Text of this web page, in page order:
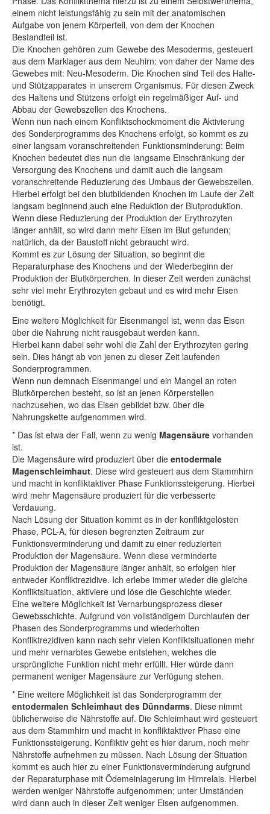
einem nicht leistungsfähig zu sein mit der anatomischen
Aufgabe von jenem Körperteil, von dem der Knochen
Bestandteil ist.
Die Knochen gehören zum Gewebe des Mesoderms, gesteuert
aus dem Marklager aus dem Neuhirn: von daher der Name des
Gewebes mit: Neu-Mesoderm. Die Knochen sind Teil des Halte-
und Stützapparates in unserem Organismus. Für diesen Zweck
des Haltens und Stützens erfolgt ein regelmäßiger Auf- und
Abbau der Gewebszellen des Knochens.
Wenn nun nach einem Konfliktschockmoment die Aktivierung
des Sonderprogramms des Knochens erfolgt, so kommt es zu
einer langsam voranschreitenden Funktionsminderung: Beim
Knochen bedeutet dies nun die langsame Einschränkung der
Versorgung des Knochens und damit auch die langsam
voranschreitende Reduzierung des Umbaus der Gewebszellen.
Hierbei erfolgt bei den blutbildenden Knochen im Laufe der Zeit
langsam beginnend auch eine Reduktion der Blutproduktion.
Wenn diese Reduzierung der Produktion der Erythrozyten
länger anhält, so wird dann mehr Eisen im Blut gefunden;
natürlich, da der Baustoff nicht gebraucht wird.
Kommt es zur Lösung der Situation, so beginnt die
Reparaturphase des Knochens und der Wiederbeginn der
Produktion der Blutkörperchen. In dieser Zeit werden zunächst
sehr viel mehr Erythrozyten gebaut und es wird mehr Eisen
benötigt.
Eine weitere Möglichkeit für Eisenmangel ist, wenn das Eisen
über die Nahrung nicht rausgebaut werden kann.
Hierbei kann dabei sehr wohl die Zahl der Erythrozyten gering
sein. Dies hängt ab von jenen zu dieser Zeit laufenden
Sonderprogrammen.
Wenn nun demnach Eisenmangel und ein Mangel an roten
Blutkörperchen besteht, so ist an jenen Körperstellen
nachzusehen, wo das Eisen gebildet bzw. über die
Nahrungskette aufgenommen wird.
* Das ist etwa der Fall, wenn zu wenig Magensäure vorhanden
ist.
Die Magensäure wird produziert über die entodermale
Magenschleimhaut. Diese wird gesteuert aus dem Stammhirn
und macht in konfliktaktiver Phase Funktionssteigerung. Hierbei
wird mehr Magensäure produziert für die verbesserte
Verdauung.
Nach Lösung der Situation kommt es in der konfliktgelösten
Phase, PCL-A, für diesen begrenzten Zeitraum zur
Funktionsverminderung und damit zu einer reduzierten
Produktion der Magensäure. Wenn diese verminderte
Produktion der Magensäure länger anhält, so erfolgen hier
entweder Konfliktrezidive. Ich erlebe immer wieder die gleiche
Konfliktsituation, aktiviere und löse die Geschichte wieder.
Eine weitere Möglichkeit ist Vernarbungsprozess dieser
Gewebsschichte. Aufgrund von vollständigem Durchlaufen der
Phasen des Sonderprogramms und wiederholten
Konfliktrezidiven kann nach sehr vielen Konfliktsituationen mehr
und mehr vernarbtes Gewebe entstehen, welches die
ursprüngliche Funktion nicht mehr erfüllt. Hier würde dann
permanent weniger Magensäure zur Verfügung stehen.
* Eine weitere Möglichkeit ist das Sonderprogramm der
entodermalen Schleimhaut des Dünndarms. Diese nimmt
üblicherweise die Nährstoffe auf. Die Schleimhaut wird gesteuert
aus dem Stammhirn und macht in konfliktaktiver Phase eine
Funktionssteigerung. Konfliktiv geht es hier darum, noch mehr
Nährstoffe aufnehmen zu müssen. Nach Lösung der Situation
kommt es auch hier zu einer Funktionsverminderung aufgrund
der Reparaturphase mit Ödemeinlagerung im Hirnrelais. Hierbei
werden weniger Nährstoffe aufgenommen; unter Umständen
wird dann auch in dieser Zeit weniger Eisen aufgenommen.